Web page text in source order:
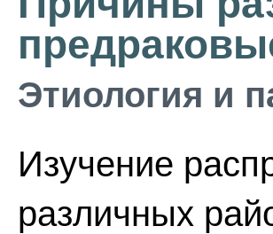
Этиология и
Изучение
различных